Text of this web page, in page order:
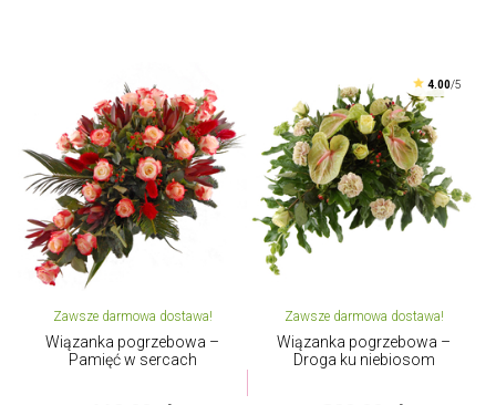
Zawsze darmowa dostawa!
Wiązanka pogrzebowa –
Pamięć w sercach
4.00/5
Zawsze darmowa dostawa!
Wiązanka pogrzebowa –
Droga ku niebiosom